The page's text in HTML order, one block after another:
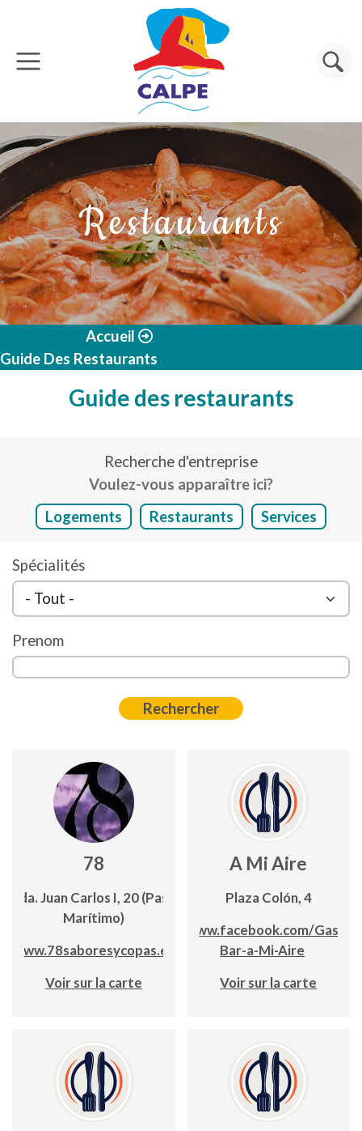
Aller au contenu principal
Rechercher
Restaurants
Accueil
Guide Des Restaurants
Guide des restaurants
Recherche d'entreprise
Voulez-vous apparaître ici?
Logements
Restaurants Services
Spécialités
Prenom
78
Avda. Juan Carlos I, 20 (Paseo
Marítimo)
www.78saboresycopas.es
Voir sur la carte
A Mi Aire
Plaza Colón, 4
www.facebook.com/
Bar-a-Mi-Aire
Voir sur la carte